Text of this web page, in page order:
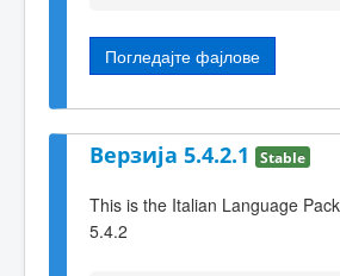
Погледајте фајлове
Верзија 5.4.2.1 Stable
This is the Italian Language
5.4.2